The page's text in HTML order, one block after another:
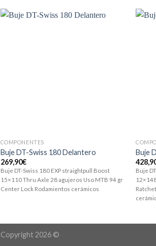
COMPONENTES
Buje DT-Swiss 180 Delantero
269,90€
Buje DT-Swiss 180 EXP straightpull Boost
15×110 Thru Axle 28 agujeros Uso MTB 94 gr
Center Lock Rodamientos cerámicos
Buje
Buje
Copyright 2026 ©